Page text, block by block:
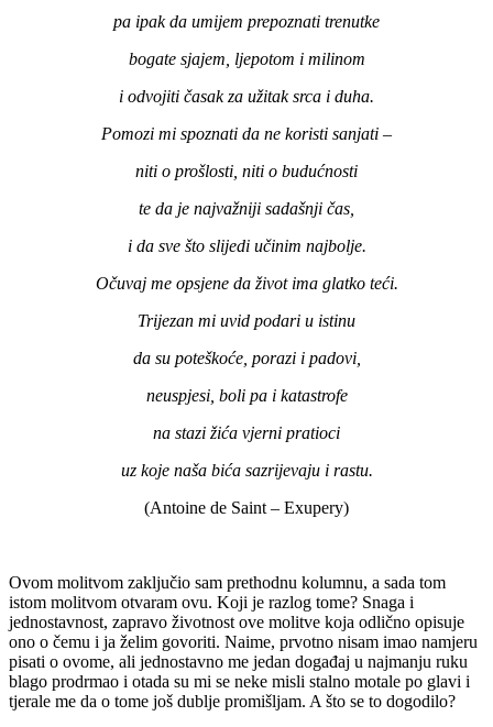
pa ipak da umijem prepoznati trenutke
bogate sjajem, ljepotom i milinom
i odvojiti časak za užitak srca i duha.
Pomozi mi spoznati da ne koristi sanjati –
niti o prošlosti, niti o budućnosti
te da je najvažniji sadašnji čas,
i da sve što slijedi učinim najbolje.
Očuvaj me opsjene da život ima glatko teći.
Trijezan mi uvid podari u istinu
da su poteškoće, porazi i padovi,
neuspjesi, boli pa i katastrofe
na stazi žića vjerni pratioci
uz koje naša bića sazrijevaju i rastu.
(Antoine de Saint – Exupery)
Ovom molitvom zaključio sam prethodnu kolumnu, a sada tom
istom molitvom otvaram ovu. Koji je razlog tome? Snaga i
jednostavnost, zapravo životnost ove molitve koja odlično opisuje
ono o čemu i ja želim govoriti. Naime, prvotno nisam imao namjeru
pisati o ovome, ali jednostavno me jedan događaj u najmanju ruku
blago prodrmao i otada su mi se neke misli stalno motale po glavi i
tjerale me da o tome još dublje promišljam. A što se to dogodilo?